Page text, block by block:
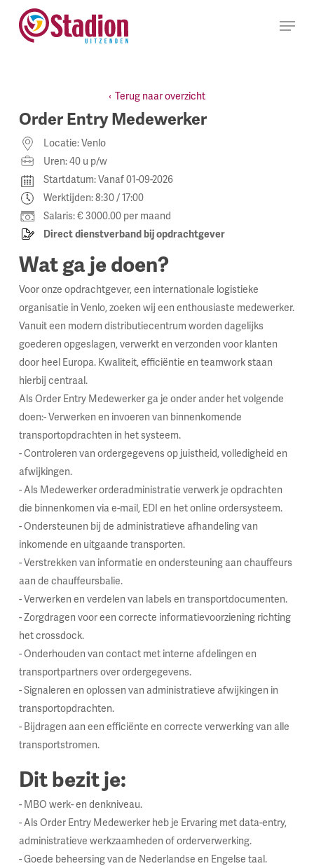
naar
hoofdinhoud
Menu
Terug naar overzicht
Order Entry Medewerker
Locatie: Venlo
Uren: 40 u p/w
Startdatum: Vanaf 01-09-2026
Werktijden: 8:30 / 17:00
Salaris: € 3000.00 per maand
Direct dienstverband bij opdrachtgever
Wat ga je doen?
Voor onze opdrachtgever, een internationale logistieke
organisatie in Venlo, zoeken wij een enthousiaste medewerker.
Vanuit een modern distributiecentrum worden dagelijks
goederen opgeslagen, verwerkt en verzonden voor klanten
door heel Europa. Kwaliteit, efficiëntie en teamwork staan
hierbij centraal.
Als Order Entry Medewerker ga je onder ander het volgende
doen:- Verwerken en invoeren van binnenkomende
transportopdrachten in het systeem.
- Controleren van ordergegevens op juistheid, volledigheid en
afwijkingen.
- Als Medewerker orderadministratie verwerk je opdrachten
die binnenkomen via e-mail, EDI en het online ordersysteem.
- Ondersteunen bij de administratieve afhandeling van
inkomende en uitgaande transporten.
- Verstrekken van informatie en ondersteuning aan chauffeurs
aan de chauffeursbalie.
- Verwerken en verdelen van labels en transportdocumenten.
- Zorgdragen voor een correcte informatievoorziening richting
het crossdock.
- Onderhouden van contact met interne afdelingen en
transportpartners over ordergegevens.
- Signaleren en oplossen van administratieve afwijkingen in
transportopdrachten.
- Bijdragen aan een efficiënte en correcte verwerking van alle
transportstromen.
Dit bezit je:
- MBO werk- en denkniveau.
- Als Order Entry Medewerker heb je Ervaring met data-entry,
administratieve werkzaamheden of orderverwerking.
- Goede beheersing van de Nederlandse en Engelse taal.